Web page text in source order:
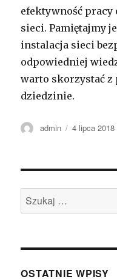
efektywność
sieci. Pamiętajmy
instalacja sieci
odpowiedniej
warto skorzystać z
dziedzinie.
Autor
admin 4 lipca 2018
Szukaj:
OSTATNIE WPISY